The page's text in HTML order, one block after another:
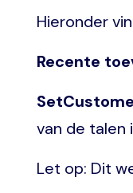
Hieronder
Recente
van de talen
Let op: Dit